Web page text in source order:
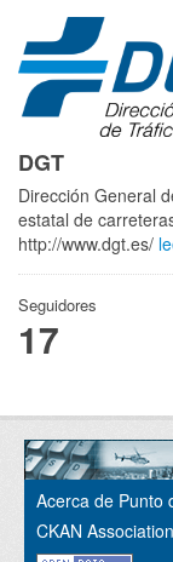
DGT
Dirección General
estatal de
http://www.dgt.es/
Seguidores
17
Acerca de Punto
CKAN Association